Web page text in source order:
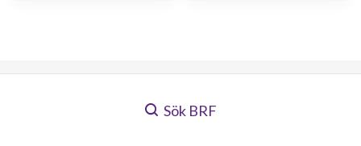
Sök BRF